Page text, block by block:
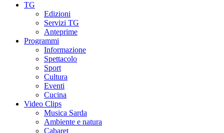
TG
Edizioni
Servizi TG
Anteprime
Programmi
Informazione
Spettacolo
Sport
Cultura
Eventi
Cucina
Video Clips
Musica Sarda
Ambiente e natura
Cabaret